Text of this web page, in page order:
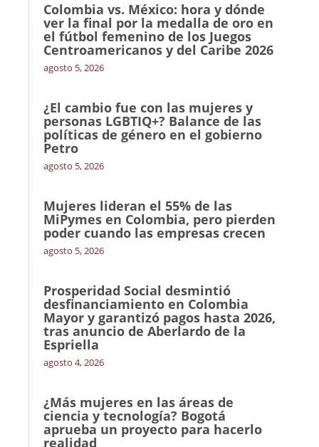
Colombia vs. México: hora y dónde
ver la final por la medalla de oro en
el fútbol femenino de los Juegos
Centroamericanos y del Caribe 2026
agosto 5, 2026
¿El cambio fue con las mujeres y
personas LGBTIQ+? Balance de las
políticas de género en el gobierno
Petro
agosto 5, 2026
Mujeres lideran el 55% de las
MiPymes en Colombia, pero pierden
poder cuando las empresas crecen
agosto 5, 2026
Prosperidad Social desmintió
desfinanciamiento en Colombia
Mayor y garantizó pagos hasta 2026,
tras anuncio de Aberlardo de la
Espriella
agosto 4, 2026
¿Más mujeres en las áreas de
ciencia y tecnología? Bogotá
aprueba un proyecto para hacerlo
realidad